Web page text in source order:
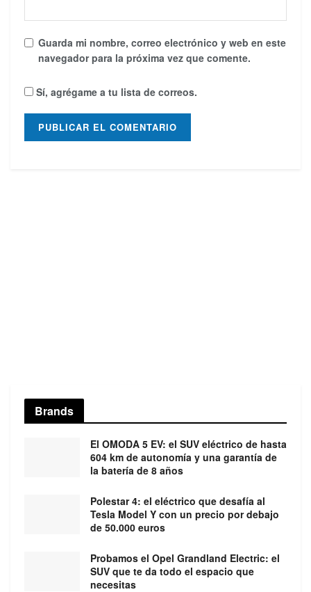
Guarda mi nombre, correo electrónico y web en este
navegador para la próxima vez que comente.
Sí, agrégame a tu lista de correos.
Brands
El OMODA 5 EV: el SUV eléctrico de hasta
604 km de autonomía y una garantía de
la batería de 8 años
Polestar 4: el eléctrico que desafía al
Tesla Model Y con un precio por debajo
de 50.000 euros
Probamos el Opel Grandland Electric: el
SUV que te da todo el espacio que
necesitas